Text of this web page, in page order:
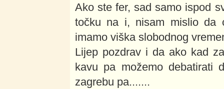
Ako ste fer, sad samo ispod
točku na i, nisam mislio da
imamo viška slobodnog
Lijep pozdrav i da ako kad
kavu pa možemo debatirati
zagrebu pa.......